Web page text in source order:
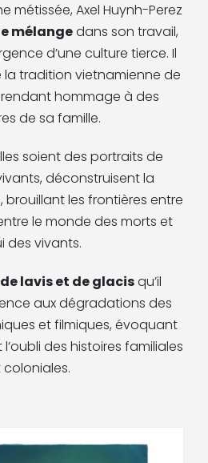
métissée, Axel Huynh-Perez
mélangedans son travail,
d’une culture tierce. Il
la tradition viet­namienne de
ren­dant hommage à des
de sa famille.
soient des por­traits de
dé­construisent la
les frontières entre
le monde des morts et
des vivants.
lavis et de gla­cisqu’il
aux dégradations des
et filmiques, évoquant
des histoires familiales
coloniales.